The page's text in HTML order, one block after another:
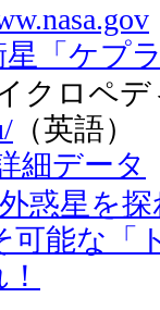
星「ケプ
クロペデ
（英語）
細データ
惑星を
可能な「